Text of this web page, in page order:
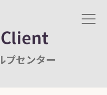
センター